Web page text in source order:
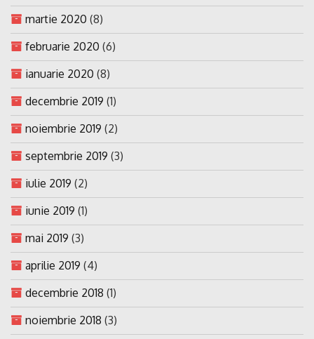
martie 2020 (8)
februarie 2020 (6)
ianuarie 2020 (8)
decembrie 2019 (1)
noiembrie 2019 (2)
septembrie 2019 (3)
iulie 2019 (2)
iunie 2019 (1)
mai 2019 (3)
aprilie 2019 (4)
decembrie 2018 (1)
noiembrie 2018 (3)